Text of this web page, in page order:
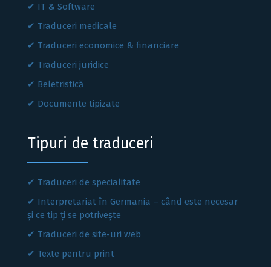
IT & Software
Traduceri medicale
Traduceri economice & financiare
Traduceri juridice
Beletristică
Documente tipizate
Tipuri de traduceri
Traduceri de specialitate
Interpretariat în Germania – când este necesar
și ce tip ți se potrivește
Traduceri de site-uri web
Texte pentru print